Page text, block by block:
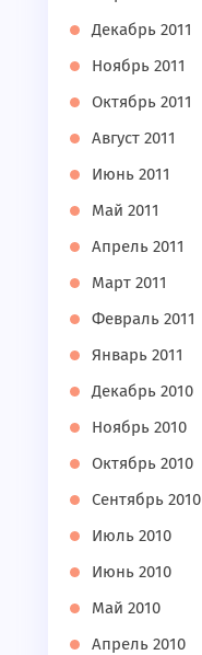
Декабрь 2011
Ноябрь 2011
Октябрь 2011
Август 2011
Июнь 2011
Май 2011
Апрель 2011
Март 2011
Февраль 2011
Январь 2011
Декабрь 2010
Ноябрь 2010
Октябрь 2010
Сентябрь 2010
Июль 2010
Июнь 2010
Май 2010
Апрель 2010